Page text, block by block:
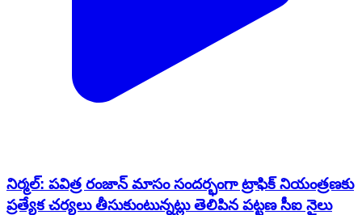
నిర్మల్: పవిత్ర రంజాన్ మాసం సందర్భంగా ట్రాఫిక్ నియంత్రణకు
ప్రత్యేక చర్యలు తీసుకుంటున్నట్లు తెలిపిన పట్టణ సీఐ నైలు